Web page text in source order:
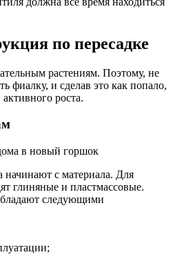
по пересадке
растениям. Поэтому, не
фиалку, и сделав это как попало,
роста.
в новый горшок
с материала. Для
глиняные и пластмассовые.
следующими